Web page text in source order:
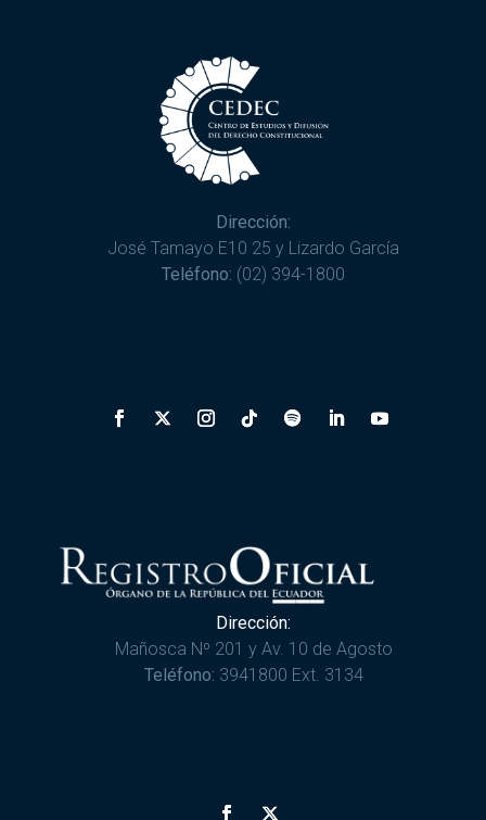
Dirección:
José Tamayo E10 25 y Lizardo García
Teléfono: (02) 394-1800
Dirección:
Mañosca Nº 201 y Av. 10 de Agosto
Teléfono: 3941800 Ext. 3134